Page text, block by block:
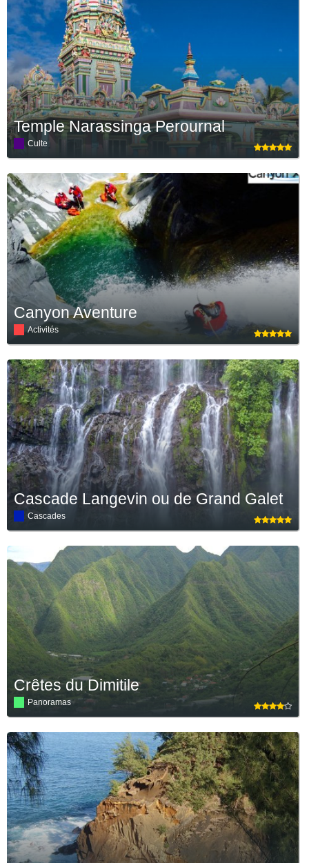
Temple Narassinga Perournal
Culte
Canyon Aventure
Activités
Cascade Langevin ou de Grand Galet
Cascades
Crêtes du Dimitile
Panoramas